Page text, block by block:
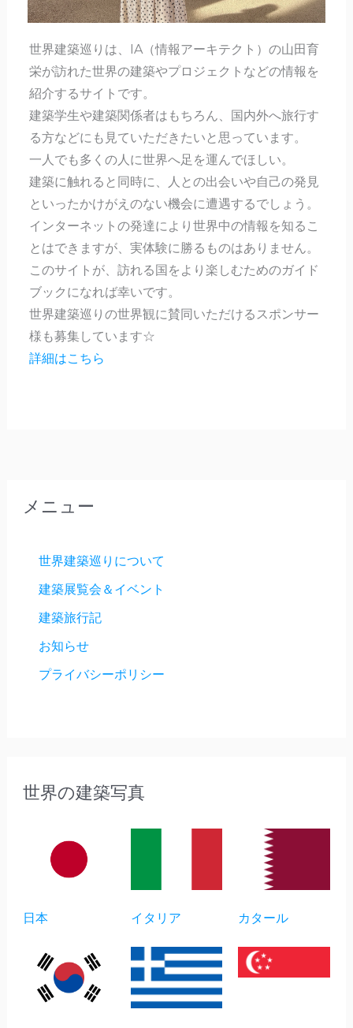
世界建築巡りは、IA（情報アーキテクト）の山田育
栄が訪れた世界の建築やプロジェクトなどの情報を
紹介するサイトです。
建築学生や建築関係者はもちろん、国内外へ旅行す
る方などにも見ていただきたいと思っています。
一人でも多くの人に世界へ足を運んでほしい。
建築に触れると同時に、人との出会いや自己の発見
といったかけがえのない機会に遭遇するでしょう。
インターネットの発達により世界中の情報を知るこ
とはできますが、実体験に勝るものはありません。
このサイトが、訪れる国をより楽しむためのガイド
ブックになれば幸いです。
世界建築巡りの世界観に賛同いただけるスポンサー
様も募集しています☆
詳細はこちら
メニュー
世界建築巡りについて
建築展覧会＆イベント
建築旅行記
お知らせ
プライバシーポリシー
世界の建築写真
日本 イタリア カタール